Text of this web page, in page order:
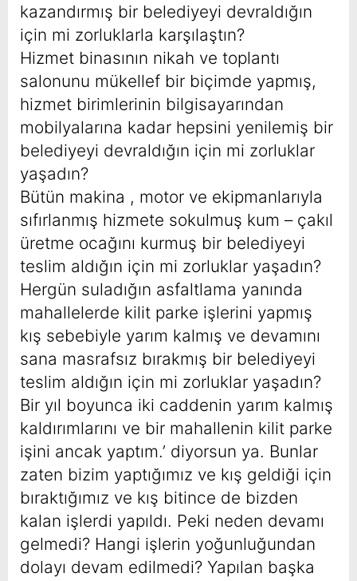
kazandırmış bir belediyeyi devraldığın
için mi zorluklarla karşılaştın?
Hizmet binasının nikah ve toplantı
salonunu mükellef bir biçimde yapmış,
hizmet birimlerinin bilgisayarından
mobilyalarına kadar hepsini yenilemiş bir
belediyeyi devraldığın için mi zorluklar
yaşadın?
Bütün makina , motor ve ekipmanlarıyla
sıfırlanmış hizmete sokulmuş kum – çakıl
üretme ocağını kurmuş bir belediyeyi
teslim aldığın için mi zorluklar yaşadın?
Hergün suladığın asfaltlama yanında
mahallelerde kilit parke işlerini yapmış
kış sebebiyle yarım kalmış ve devamını
sana masrafsız bırakmış bir belediyeyi
teslim aldığın için mi zorluklar yaşadın?
Bir yıl boyunca iki caddenin yarım kalmış
kaldırımlarını ve bir mahallenin kilit parke
işini ancak yaptım.’ diyorsun ya. Bunlar
zaten bizim yaptığımız ve kış geldiği için
bıraktığımız ve kış bitince de bizden
kalan işlerdi yapıldı. Peki neden devamı
gelmedi? Hangi işlerin yoğunluğundan
dolayı devam edilmedi? Yapılan başka